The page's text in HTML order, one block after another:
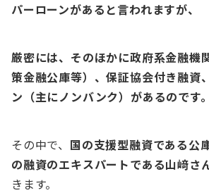
パーローンがあると言われますが、
厳密には、そのほかに政府系金融機
策金融公庫等）、保証協会付き融資
ン（主にノンバンク） があるのです。
その中で、 国の支援型融資である公
の融資のエキスパートである山﨑さ
きます。